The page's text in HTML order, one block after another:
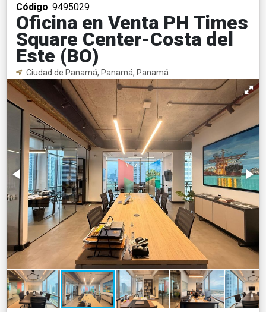
Código. 9495029
Oficina en Venta PH Times
Square Center-Costa del
Este (BO)
Ciudad de Panamá, Panamá, Panamá